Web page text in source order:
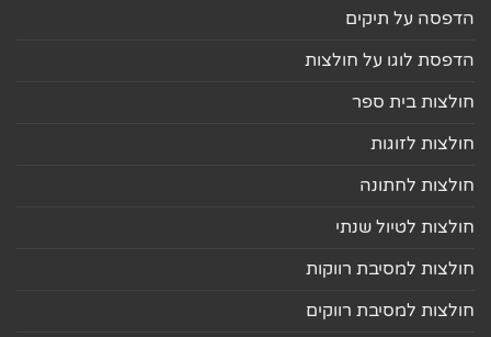
הדפסה על תיקים
הדפסת לוגו על חולצות
חולצות בית ספר
חולצות לזוגות
חולצות לחתונה
חולצות לטיול שנתי
חולצות למסיבת רווקות
חולצות למסיבת רווקים